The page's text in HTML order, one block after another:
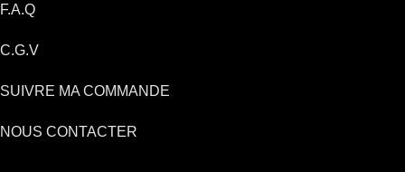
F.A.Q
C.G.V
SUIVRE MA COMMANDE
NOUS CONTACTER